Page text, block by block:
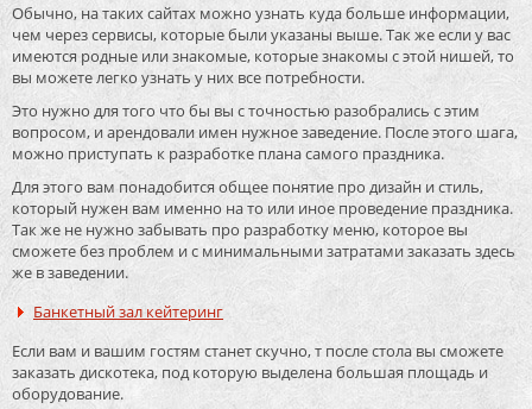
Обычно, на таких сайтах можно узнать куда больше информации,
чем через сервисы, которые были указаны выше. Так же если у вас
имеются родные или знакомые, которые знакомы с этой нишей, то
вы можете легко узнать у них все потребности.
Это нужно для того что бы вы с точностью разобрались с этим
вопросом, и арендовали имен нужное заведение. После этого шага,
можно приступать к разработке плана самого праздника.
Для этого вам понадобится общее понятие про дизайн и стиль,
который нужен вам именно на то или иное проведение праздника.
Так же не нужно забывать про разработку меню, которое вы
сможете без проблем и с минимальными затратами заказать здесь
же в заведении.
Банкетный зал кейтеринг
Если вам и вашим гостям станет скучно, т после стола вы сможете
заказать дискотека, под которую выделена большая площадь и
оборудование.